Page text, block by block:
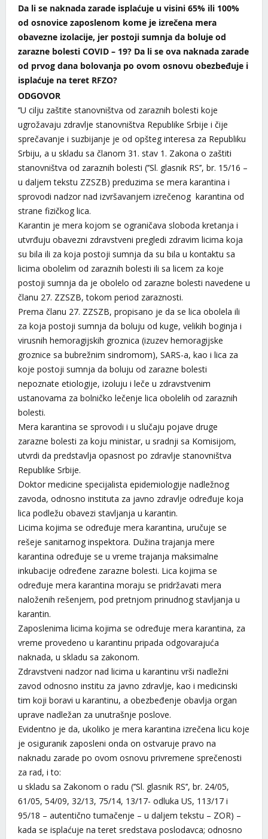
Da li se naknada zarade isplaćuje u visini 65% ili 100%
od osnovice zaposlenom kome je izrečena mera
obavezne izolacije, jer postoji sumnja da boluje od
zarazne bolesti COVID – 19? Da li se ova naknada zarade
od prvog dana bolovanja po ovom osnovu obezbeđuje i
isplaćuje na teret RFZO?
ODGOVOR
’’U cilju zaštite stanovništva od zaraznih bolesti koje
ugrožavaju zdravlje stanovništva Republike Srbije i čije
sprečavanje i suzbijanje je od opšteg interesa za Republiku
Srbiju, a u skladu sa članom 31. stav 1. Zakona o zaštiti
stanovništva od zaraznih bolesti (’’Sl. glasnik RS’’, br. 15/16 –
u daljem tekstu ZZSZB) preduzima se mera karantina i
sprovodi nadzor nad izvršavanjem izrečenog karantina od
strane fizičkog lica.
Karantin je mera kojom se ograničava sloboda kretanja i
utvrđuju obavezni zdravstveni pregledi zdravim licima koja
su bila ili za koja postoji sumnja da su bila u kontaktu sa
licima obolelim od zaraznih bolesti ili sa licem za koje
postoji sumnja da je obolelo od zarazne bolesti navedene u
članu 27. ZZSZB, tokom period zaraznosti.
Prema članu 27. ZZSZB, propisano je da se lica obolela ili
za koja postoji sumnja da boluju od kuge, velikih boginja i
virusnih hemoragijskih groznica (izuzev hemoragijske
groznice sa bubrežnim sindromom), SARS-a, kao i lica za
koje postoji sumnja da boluju od zarazne bolesti
nepoznate etiologije, izoluju i leče u zdravstvenim
ustanovama za bolničko lečenje lica obolelih od zaraznih
bolesti.
Mera karantina se sprovodi i u slučaju pojave druge
zarazne bolesti za koju ministar, u sradnji sa Komisijom,
utvrdi da predstavlja opasnost po zdravlje stanovništva
Republike Srbije.
Doktor medicine specijalista epidemiologije nadležnog
zavoda, odnosno instituta za javno zdravlje određuje koja
lica podležu obavezi stavljanja u karantin.
Licima kojima se određuje mera karantina, uručuje se
rešeje sanitarnog inspektora. Dužina trajanja mere
karantina određuje se u vreme trajanja maksimalne
inkubacije određene zarazne bolesti. Lica kojima se
određuje mera karantina moraju se pridržavati mera
naloženih rešenjem, pod pretnjom prinudnog stavljanja u
karantin.
Zaposlenima licima kojima se određuje mera karantina, za
vreme provedeno u karantinu pripada odgovarajuća
naknada, u skladu sa zakonom.
Zdravstveni nadzor nad licima u karantinu vrši nadležni
zavod odnosno institu za javno zdravlje, kao i medicinski
tim koji boravi u karantinu, a obezbeđenje obavlja organ
uprave nadležan za unutrašnje poslove.
Evidentno je da, ukoliko je mera karantina izrečena licu koje
je osiguranik zaposleni onda on ostvaruje pravo na
naknadu zarade po ovom osnovu privremene sprečenosti
za rad, i to:
u skladu sa Zakonom o radu (’’Sl. glasnik RS’’, br. 24/05,
61/05, 54/09, 32/13, 75/14, 13/17- odluka US, 113/17 i
95/18 – autentično tumačenje – u daljem tekstu – ZOR) –
kada se isplaćuje na teret sredstava poslodavca; odnosno